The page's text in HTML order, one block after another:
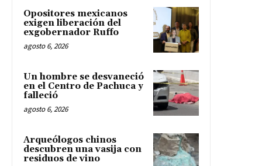
Opositores mexicanos
exigen liberación del
exgobernador Ruffo
agosto 6, 2026
Un hombre se desvaneció
en el Centro de Pachuca y
falleció
agosto 6, 2026
Arqueólogos chinos
descubren una vasija con
residuos de vino